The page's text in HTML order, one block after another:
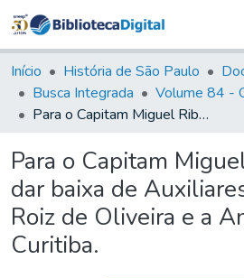
&
Coleções
Tudo na
Biblioteca
Início História de São Paulo
Busca Integrada
Para o Capitam Miguel Ribeiro Ribas dar baixa de Auxiliares a Miguel Roiz de Oliveira e a Antonio Roiz' da Curitiba.
Para o Capitam
dar baixa de
Roiz de Oliveira e a
Curitiba.